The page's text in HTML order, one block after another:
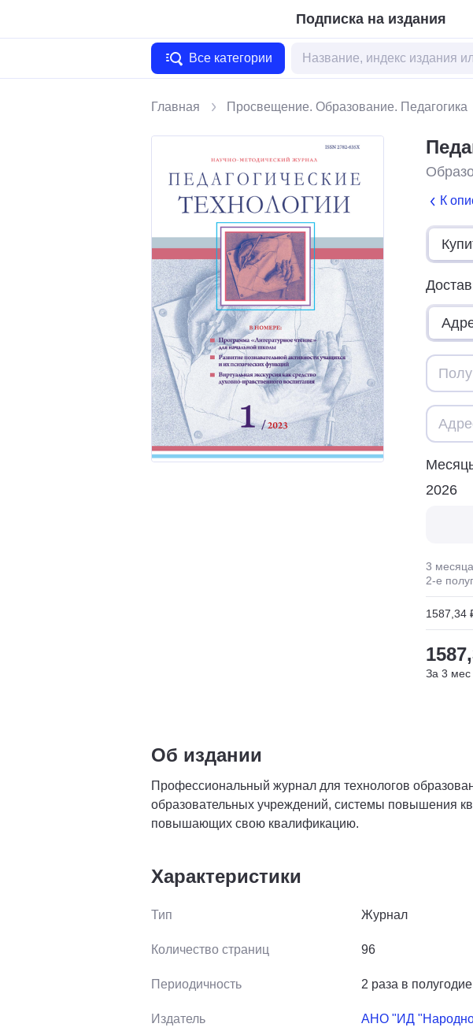
Подписка на издания
Все категории
Главная Просвещение. Образование. Педагогика
К
2026
3 месяца
2-е
1587,34
За 3 мес
Об издании
Профессиональный журнал для технологов
образовательных учреждений, системы повышения
повышающих свою квалификацию.
Характеристики
Тип Журнал
Количество страниц 96
Периодичность 2 раза в полугодие
Издатель АНО "ИД